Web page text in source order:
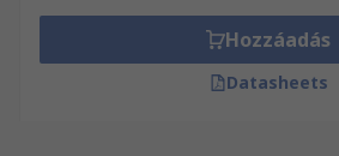
Hozzáadás
Datasheets